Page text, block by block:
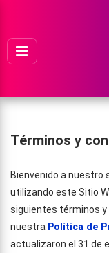
Términos y
Bienvenido a nuestro
utilizando este Sitio
siguientes términos y
nuestra Política de
actualizaron el 31 de